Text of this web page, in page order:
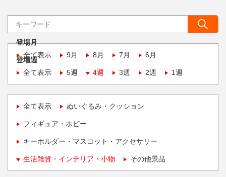
登場月
全て表示
9月 8月 7月 6月
登場週
全て表示
5週 4週 3週 2週 1週
全て表示 ぬいぐるみ・クッション
フィギュア・ホビー
キーホルダー・マスコット・アクセサリー
生活雑貨・インテリア・小物 その他景品